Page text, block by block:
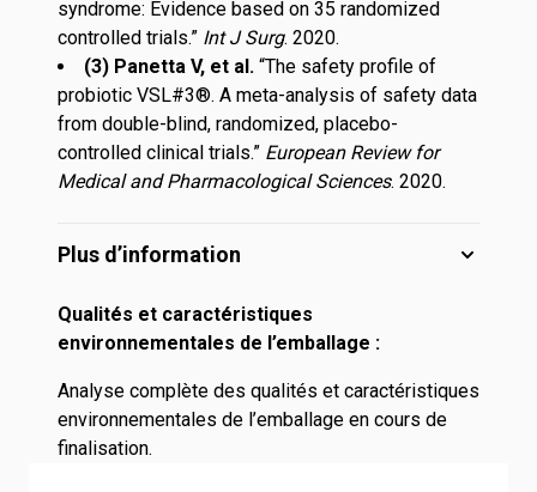
syndrome: Evidence based on 35 randomized
controlled trials.” Int J Surg. 2020.
(3) Panetta V, et al. “The safety profile of
probiotic VSL#3®. A meta-analysis of safety data
from double-blind, randomized, placebo-
controlled clinical trials.” European Review for
Medical and Pharmacological Sciences. 2020.
Plus d’information
Qualités et caractéristiques
environnementales de l’emballage :
Analyse complète des qualités et caractéristiques
environnementales de l’emballage en cours de
finalisation.